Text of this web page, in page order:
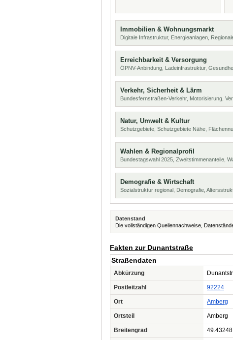
Immobilien & Wohnungsmarkt
Digitale Infrastruktur, Energieanlagen,
Erreichbarkeit & Versorgung
ÖPNV-Anbindung, Ladeinfrastruktur,
Verkehr, Sicherheit & Lärm
Bundesfernstraßen-Verkehr, Motorisierung,
Natur, Umwelt & Kultur
Schutzgebiete, Schutzgebiete Nähe,
Wahlen & Regionalprofil
Bundestagswahl 2025, Zweitstimmenanteile,
Demografie & Wirtschaft
Sozialstruktur regional, Demografie,
Datenstand
Die vollständigen Quellennachweise,
Fakten zur Dunantstraße
Straßendaten
Abkürzung
Postleitzahl 92224
Ort Amberg
Ortsteil Amberg
Breitengrad 49.43248